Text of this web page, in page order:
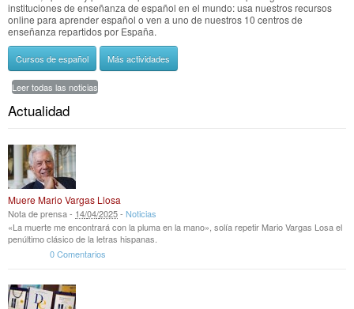
instituciones de enseñanza de español en el mundo: usa nuestros recursos
online para aprender español o ven a uno de nuestros 10 centros de
enseñanza repartidos por España.
Cursos de español Más actividades
Leer todas las noticias
Actualidad
Muere Mario Vargas Llosa
Nota de prensa - 14/04/2025- Noticias
«La muerte me encontrará con la pluma en la mano», solía repetir Mario Vargas Losa el
penúltimo clásico de la letras hispanas.
0 Comentarios